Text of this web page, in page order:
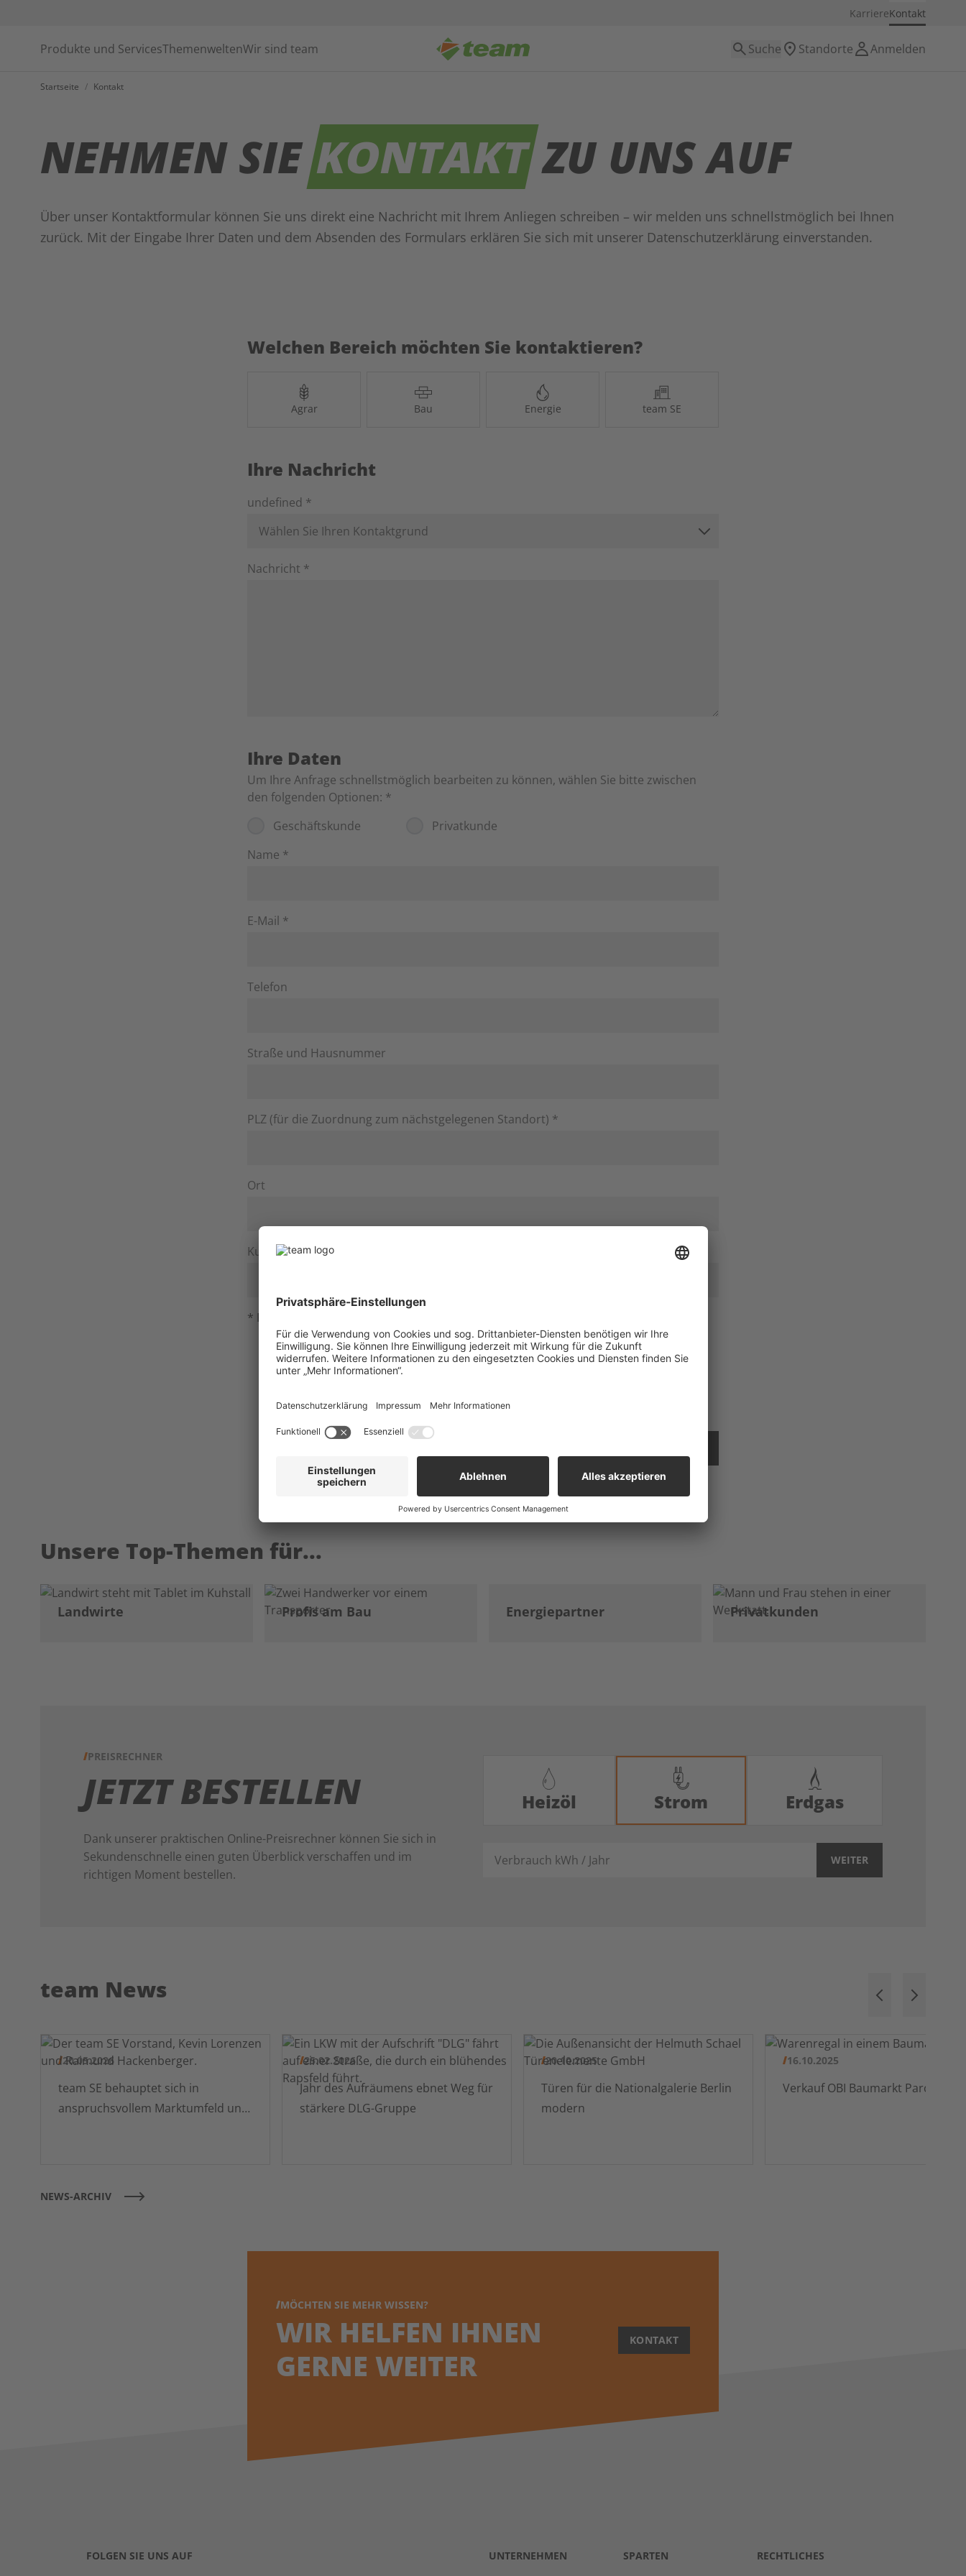
KarriereKontakt
Produkte und ServicesThemenweltenWir sind team Suche Standorte Anmelden
Startseite / Kontakt
NEHMEN SIEKONTAKTZU UNS AUF
Über unser Kontaktformular können Sie uns direkt eine Nachricht mit Ihrem Anliegen schreiben – wir melden uns schnellstmöglich bei Ihnen
zurück. Mit der Eingabe Ihrer Daten und dem Absenden des Formulars erklären Sie sich mit unserer Datenschutzerklärung einverstanden.
Welchen Bereich möchten Sie kontaktieren?
Agrar Bau Energie team SE
Ihre Nachricht
undefined *
Wählen Sie Ihren Kontaktgrund
Nachricht *
Ihre Daten
Um Ihre Anfrage schnellstmöglich bearbeiten zu können, wählen Sie bitte zwischen
den folgenden Optionen: *
Geschäftskunde
Privatkunde
Name *
E-Mail *
Telefon
Straße und Hausnummer
PLZ (für die Zuordnung zum nächstgelegenen Standort) *
Ort
Kundennummer
* Pflichtfeld. Unsere Datenschutzhinweise finden Sie
Anti-Robot Verification
Unsere Top-Themen für...
Landwirte Profis am Bau Energiepartner Privatkunden
PREISRECHNER
JETZT BESTELLEN
Dank unserer praktischen Online-Preisrechner können Sie sich in
Sekundenschnelle einen guten Überblick verschaffen und im
richtigen Moment bestellen.
Heizöl Strom Erdgas
WEITER
team News
20.05.2026
team SE behauptet sich in
anspruchsvollem Marktumfeld und
25.02.2026
Jahr des Aufräumens ebnet Weg für
stärkere DLG-Gruppe
20.10.2025
Türen für die Nationalgalerie Berlin
modern
16.10.2025
Verkauf OBI Baumarkt Parchim
NEWS-ARCHIV
MÖCHTEN SIE MEHR WISSEN?
WIR HELFEN IHNEN
GERNE WEITER
KONTAKT
FOLGEN SIE UNS AUF UNTERNEHMEN SPARTEN RECHTLICHES